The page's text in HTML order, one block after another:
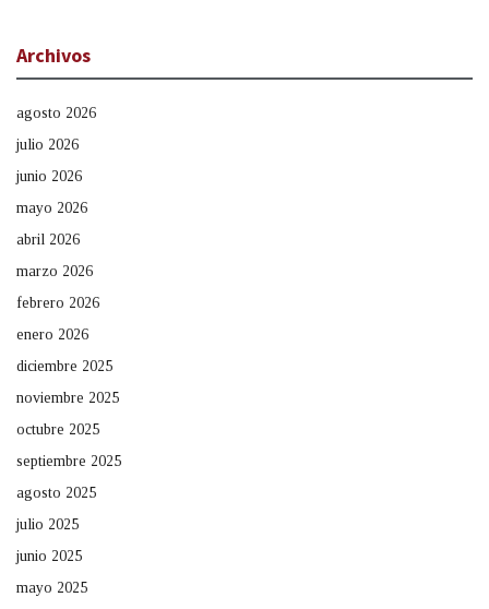
Archivos
agosto 2026
julio 2026
junio 2026
mayo 2026
abril 2026
marzo 2026
febrero 2026
enero 2026
diciembre 2025
noviembre 2025
octubre 2025
septiembre 2025
agosto 2025
julio 2025
junio 2025
mayo 2025